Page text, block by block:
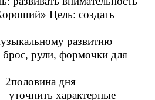
Цель: создать
развитию
брос, рули, формочки для
дня
уточнить характерные